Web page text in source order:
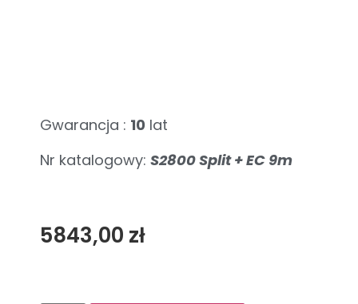
Gwarancja : 10 lat
Nr katalogowy: S2800 Split + EC 9m
5843,00 zł